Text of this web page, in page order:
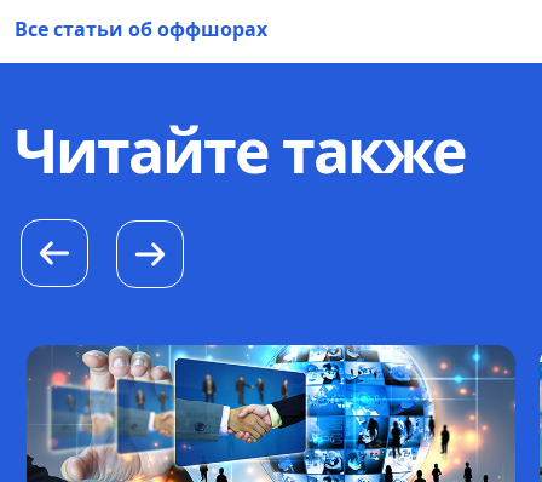
Все статьи об оффшорах
Читайте также